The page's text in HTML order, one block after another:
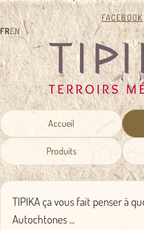
FACEBOOK
FREN
Accueil
Produits
TIPIKA ça vous fait penser à
Autochtones ...